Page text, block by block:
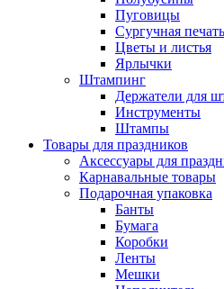
Пуговицы
Сургучная печать
Цветы и листья
Ярлычки
Штампинг
Держатели для
Инструменты
Штампы
Товары для праздников
Аксессуары для
Карнавальные товары
Подарочная упаковка
Банты
Бумага
Коробки
Ленты
Мешки